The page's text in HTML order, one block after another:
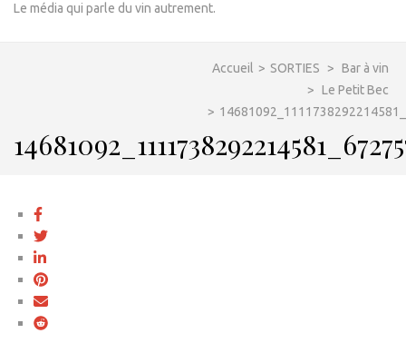
Le média qui parle du vin autrement.
Accueil > SORTIES > Bar à vin
> Le Petit Bec
>